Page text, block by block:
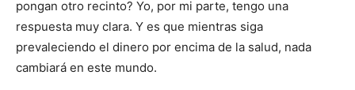
pongan otro recinto? Yo, por mi parte, tengo una
respuesta muy clara. Y es que mientras siga
prevaleciendo el dinero por encima de la salud, nada
cambiará en este mundo.